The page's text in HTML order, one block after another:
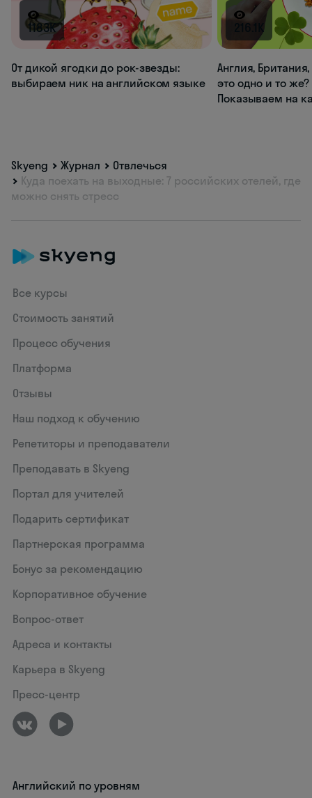
1183K
От дикой ягодки до рок-звезды:
выбираем ник на английском языке
216.1K
Англия,
это одно и то
Показываем на
Skyeng Журнал
Отвлечься
Куда поехать на выходные: 7 российских отелей, где
можно снять стресс
Все курсы
Стоимость занятий
Процесс обучения
Платформа
Отзывы
Наш подход к обучению
Репетиторы и преподаватели
Преподавать в Skyeng
Портал для учителей
Подарить сертификат
Партнерская программа
Бонус за рекомендацию
Корпоративное обучение
Вопрос-ответ
Адреса и контакты
Карьера в Skyeng
Пресс-центр
Английский по уровням